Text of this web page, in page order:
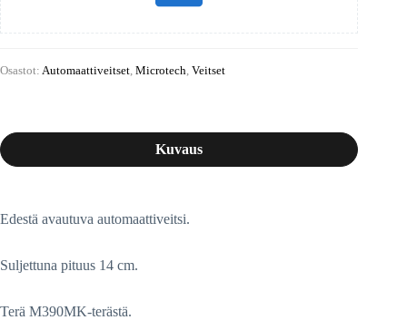
Osastot: Automaattiveitset Microtech Veitset
Kuvaus
Edestä avautuva automaattiveitsi.
Suljettuna pituus 14 cm.
Terä M390MK-terästä.